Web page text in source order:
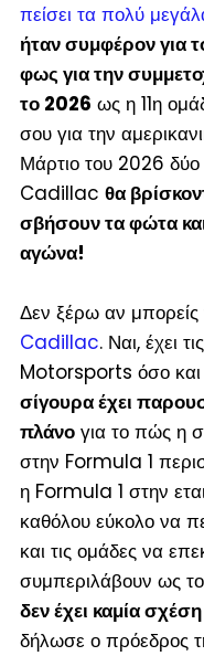
πείσει τα πολύ
ήταν συμφέρον για
φως για την
το 2026 ως η 11η
σου για την
Μάρτιο του 2026
Cadillac θα
σβήσουν τα φώτα
αγώνα!
Δεν ξέρω αν μπορείς
Cadillac. Ναι, έχει
Motorsports όσο
σίγουρα έχει
πλάνογια το πώς η
στην Formula 1
η Formula 1 στην
καθόλου εύκολο να
και τις ομάδες να
συμπεριλάβουν ως
δεν έχει καμία
δήλωσε ο πρόεδρος